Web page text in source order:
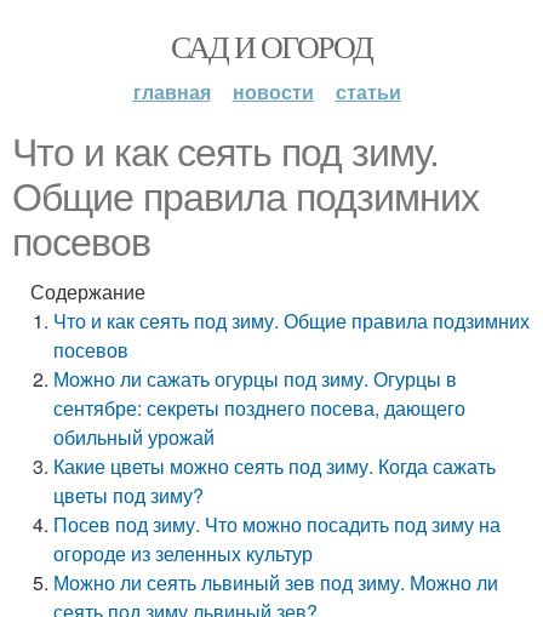
САД И ОГОРОД
главная новости статьи
Что и как сеять под зиму.
Общие правила подзимних
посевов
Содержание
Что и как сеять под зиму. Общие правила подзимних
посевов
Можно ли сажать огурцы под зиму. Огурцы в
сентябре: секреты позднего посева, дающего
обильный урожай
Какие цветы можно сеять под зиму. Когда сажать
цветы под зиму?
Посев под зиму. Что можно посадить под зиму на
огороде из зеленных культур
Можно ли сеять львиный зев под зиму. Можно ли